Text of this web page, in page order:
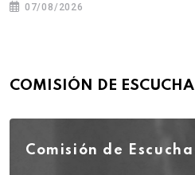
07/08/2026
COMISIÓN DE ESCUCHA
Comisión de Escucha